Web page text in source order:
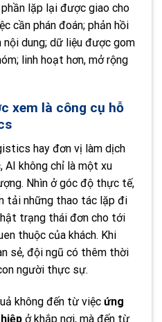
lặp lại được giao cho
cần phán đoán; phản hồi
nội dung; dữ liệu được gom
linh hoạt hơn, mở rộng
xem là công cụ hỗ
hay đơn vị làm dịch
AI không chỉ là một xu
Nhìn ở góc độ thực tế,
tải những thao tác lặp đi
trạng thái đơn cho tới
thuộc của khách. Khi
sẻ, đội ngũ có thêm thời
người thực sự.
không đến từ việc ứng
ở khắp nơi, mà đến từ